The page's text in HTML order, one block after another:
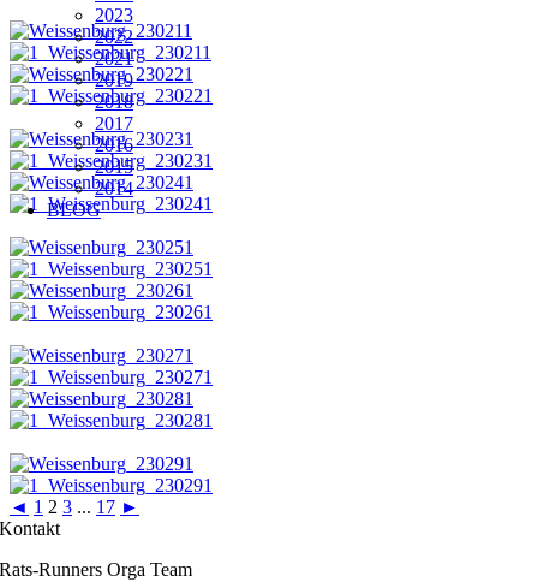
2023
2022
2021
2019
2018
2017
2016
2015
2014
BLOG
◄ 1 2 3 ... 17 ►
Kontakt
Rats-Runners Orga Team